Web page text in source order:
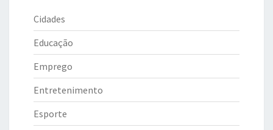
Cidades
Educação
Emprego
Entretenimento
Esporte